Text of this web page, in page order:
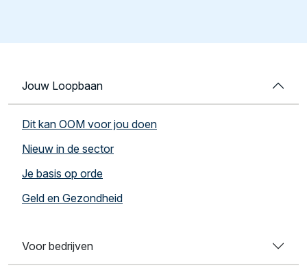
Jouw Loopbaan
Dit kan OOM voor jou doen
Nieuw in de sector
Je basis op orde
Geld en Gezondheid
Voor bedrijven